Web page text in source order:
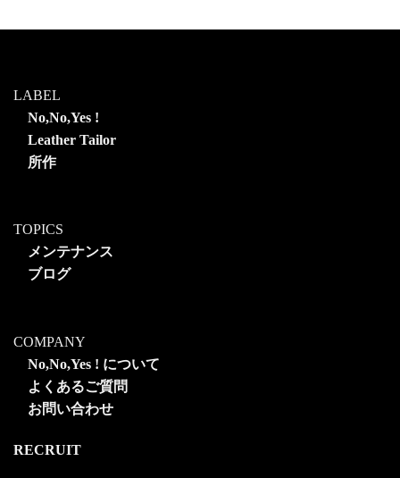
LABEL
No,No,Yes !
Leather Tailor
所作
TOPICS
メンテナンス
ブログ
COMPANY
No,No,Yes ! について
よくあるご質問
お問い合わせ
RECRUIT